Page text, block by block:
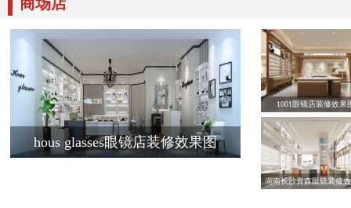
商场店
hous glasses眼镜店装修效果图
1001眼镜店装修效果
湖南长沙青森眼镜装修